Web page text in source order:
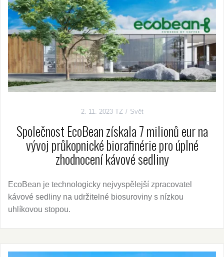
2. 11. 2023 TZ Svět
Společnost EcoBean získala 7 milionů eur na
vývoj průkopnické biorafinérie pro úplné
zhodnocení kávové sedliny
EcoBean je technologicky nejvyspělejší zpracovatel
kávové sedliny na udržitelné biosuroviny s nízkou
uhlíkovou stopou.